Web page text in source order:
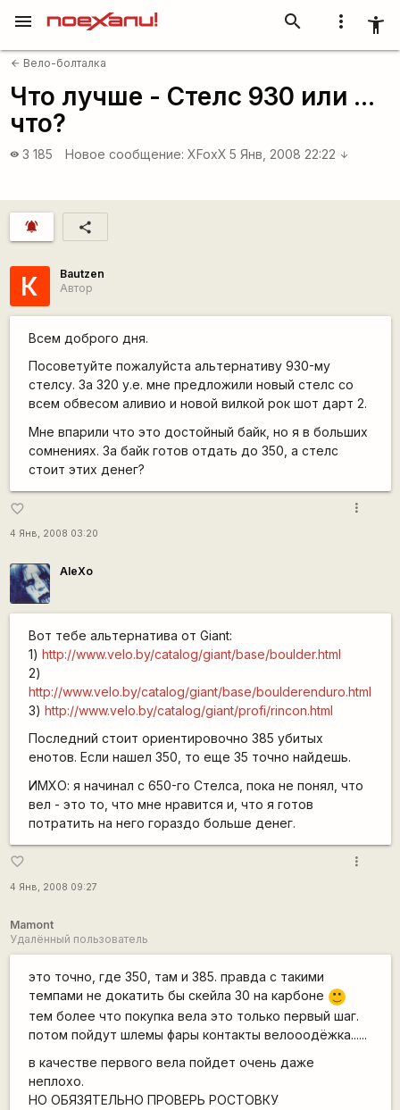
more_vert accessibility_new
search
menu
arrow_back Вело-болталка
Что лучше - Стелс 930 или ...
что?
visibility 3 185 Новое сообщение: XFoxX 5 Янв, 2008 22:22 arrow_downward
notifications_active share
К
Bautzen
Автор
Всем доброго дня.
Посоветуйте пожалуйста альтернативу 930-му
стелсу. За 320 у.е. мне предложили новый стелс со
всем обвесом аливио и новой вилкой рок шот дарт 2.
Мне впарили что это достойный байк, но я в больших
сомнениях. За байк готов отдать до 350, а стелс
стоит этих денег?
favorite_border
4 Янв, 2008 03:20
more_vert
AleXo
Вот тебе альтернатива от Giant:
1) http://www.velo.by/catalog/giant/base/boulder.html
2)
http://www.velo.by/catalog/giant/base/boulderenduro.html
3) http://www.velo.by/catalog/giant/profi/rincon.html
Последний стоит ориентировочно 385 убитых
енотов. Если нашел 350, то еще 35 точно найдешь.
ИМХО: я начинал с 650-го Стелса, пока не понял, что
вел - это то, что мне нравится и, что я готов
потратить на него гораздо больше денег.
favorite_border
4 Янв, 2008 09:27
more_vert
Mamont
Удалённый пользователь
это точно, где 350, там и 385. правда с такими
темпами не докатить бы скейла 30 на карбоне
:)
тем более что покупка вела это только первый шаг.
потом пойдут шлемы фары контакты велооодёжка......
в качестве первого вела пойдет очень даже
неплохо.
НО ОБЯЗЯТЕЛЬНО ПРОВЕРЬ РОСТОВКУ